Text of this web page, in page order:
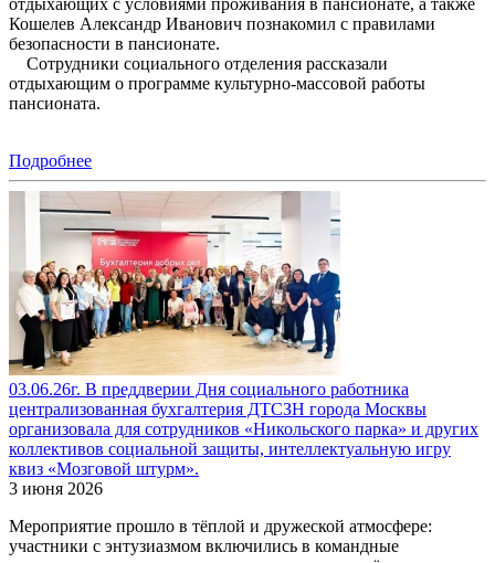
отдыхающих с условиями проживания в пансионате, а также
Кошелев Александр Иванович познакомил с правилами
безопасности в пансионате.
Сотрудники социального отделения рассказали
отдыхающим о программе культурно-массовой работы
пансионата.
Подробнее
03.06.26г. В преддверии Дня социального работника
централизованная бухгалтерия ДТСЗН города Москвы
организовала для сотрудников «Никольского парка» и других
коллективов социальной защиты, интеллектуальную игру
квиз «Мозговой штурм».
3 июня 2026
Мероприятие прошло в тёплой и дружеской атмосфере:
участники с энтузиазмом включились в командные